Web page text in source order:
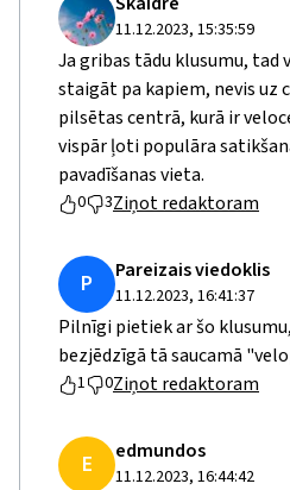
11.12.2023, 15:35:59
Ja gribas tādu klusumu, tad
staigāt pa kapiem, nevis uz
pilsētas centrā, kurā ir
vispār ļoti populāra
pavadīšanas vieta.
0 3Ziņot redaktoram
P Pareizais viedoklis
11.12.2023, 16:41:37
Pilnīgi pietiek ar šo
bezjēdzīgā tā saucamā
1 0Ziņot redaktoram
E edmundos
11.12.2023, 16:44:42